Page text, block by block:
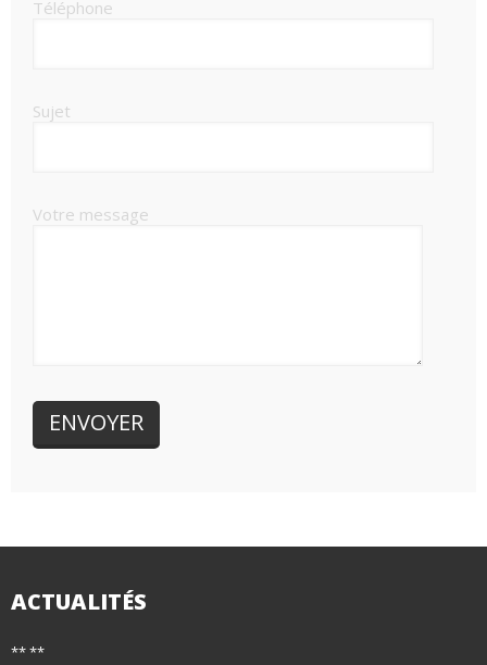
Téléphone
Sujet
Votre message
ACTUALITÉS
** **